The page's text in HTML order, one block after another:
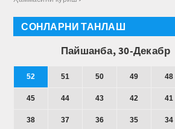
СОНЛАРНИ ТАНЛАШ
Пайшанба, 30-Декабр
52 51 50 49 48
45 44 43 42 41
38 37 36 35 34